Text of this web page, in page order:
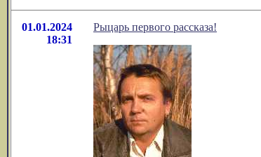
01.01.2024
18:31
Рыцарь первого рассказа!